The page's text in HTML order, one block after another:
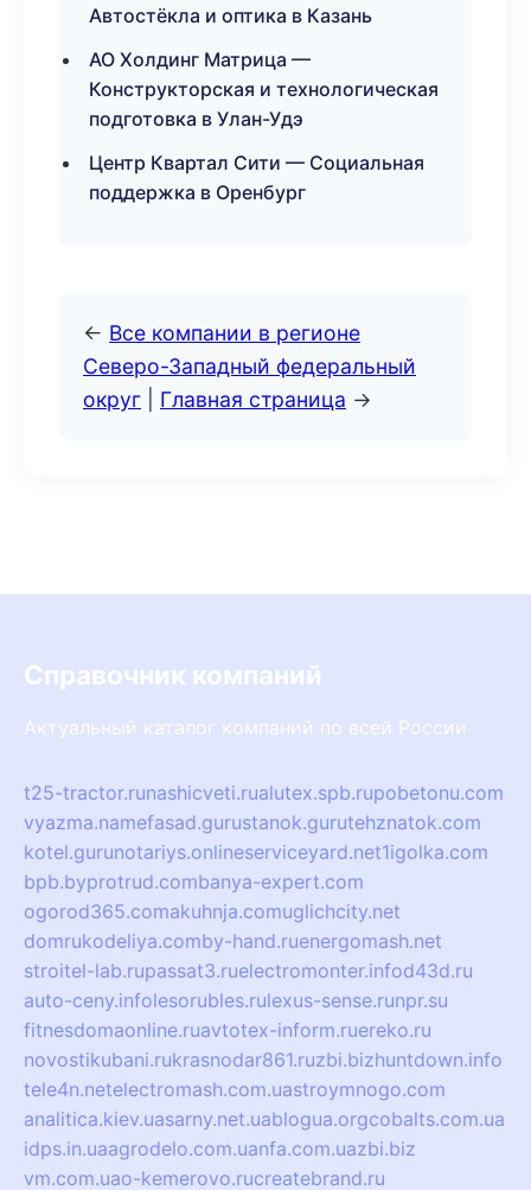
Автостёкла и оптика в Казань
АО Холдинг Матрица —
Конструкторская и технологическая
подготовка в Улан-Удэ
Центр Квартал Сити — Социальная
поддержка в Оренбург
← Все компании в регионе
Северо-Западный федеральный
округ
Главная страница →
Справочник компаний
Актуальный каталог компаний по всей России
t25-tractor.runashicveti.rualutex.spb.rupobetonu.com
vyazma.namefasad.gurustanok.gurutehznatok.com
kotel.gurunotariys.onlineserviceyard.net1igolka.com
bpb.byprotrud.combanya-expert.com
ogorod365.comakuhnja.comuglichcity.net
domrukodeliya.comby-hand.ruenergomash.net
stroitel-lab.rupassat3.ruelectromonter.infod43d.ru
auto-ceny.infolesorubles.rulexus-sense.runpr.su
fitnesdomaonline.ruavtotex-inform.ruereko.ru
novostikubani.rukrasnodar861.ruzbi.bizhuntdown.info
tele4n.netelectromash.com.uastroymnogo.com
analitica.kiev.uasarny.net.uablogua.orgcobalts.com.ua
idps.in.uaagrodelo.com.uanfa.com.uazbi.biz
vm.com.uao-kemerovo.rucreatebrand.ru